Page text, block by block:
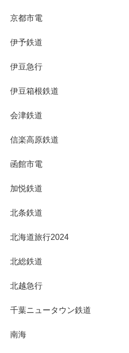
京都市電
伊予鉄道
伊豆急行
伊豆箱根鉄道
会津鉄道
信楽高原鉄道
函館市電
加悦鉄道
北条鉄道
北海道旅行2024
北総鉄道
北越急行
千葉ニュータウン鉄道
南海